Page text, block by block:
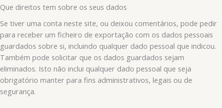
Que direitos tem sobre os seus dados
Se tiver uma conta neste site, ou deixou comentários, pode pedir
para receber um ficheiro de exportação com os dados pessoais
guardados sobre si, incluindo qualquer dado pessoal que indicou.
Também pode solicitar que os dados guardados sejam
eliminados. Isto não inclui qualquer dado pessoal que seja
obrigatório manter para fins administrativos, legais ou de
segurança.